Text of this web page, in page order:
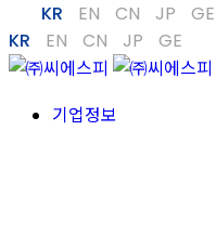
KR
EN CN JP
GE
KR
EN CN JP GE
기업정보